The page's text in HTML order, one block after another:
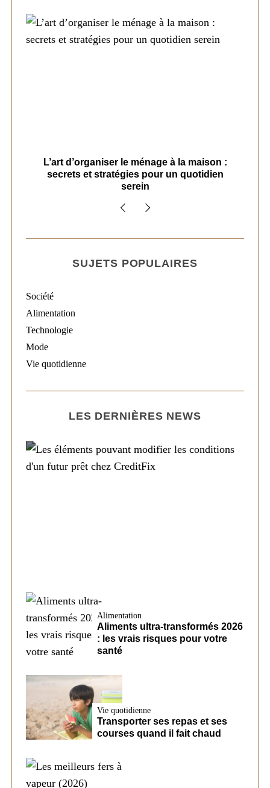
L’art d’organiser le ménage à la maison :
secrets et stratégies pour un quotidien
serein
SUJETS POPULAIRES
Société
Alimentation
Technologie
Mode
Vie quotidienne
LES DERNIÈRES NEWS
Alimentation
Aliments ultra-transformés 2026
: les vrais risques pour votre
santé
Vie quotidienne
Transporter ses repas et ses
courses quand il fait chaud